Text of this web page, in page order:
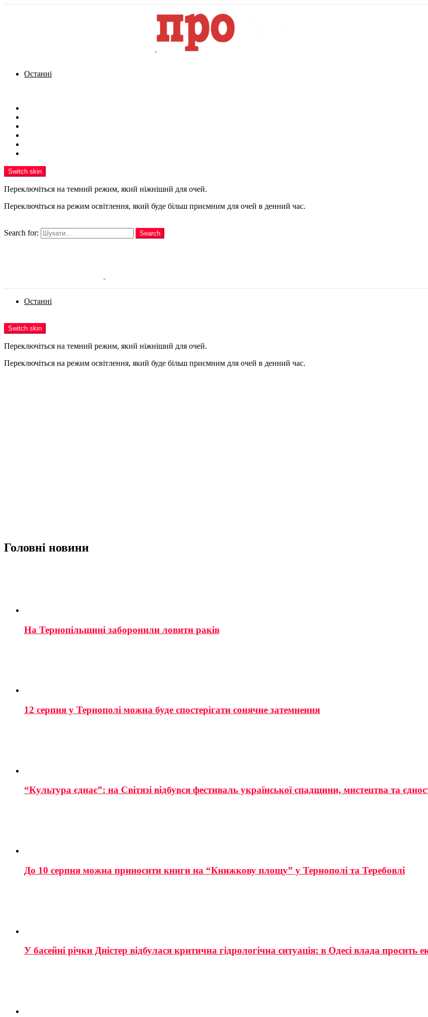
Останні
Switch skin
Переключіться на темний режим, який ніжніший для очей.
Переключіться на режим освітлення, який буде більш приємним для очей в денний час.
Search for:
Search
Останні
Switch skin
Переключіться на темний режим, який ніжніший для очей.
Переключіться на режим освітлення, який буде більш приємним для очей в денний час.
Головні новини
На Тернопільщині заборонили ловити раків
12 серпня у Тернополі можна буде спостерігати сонячне затемнення
“Культура єднає”: на Світязі відбувся фестиваль української спадщини, мистецтва та
До 10 серпня можна приносити книги на “Книжкову площу” у Тернополі та Теребовлі
У басейні річки Дністер відбулася критична гідрологічна ситуація: в Одесі влада просить